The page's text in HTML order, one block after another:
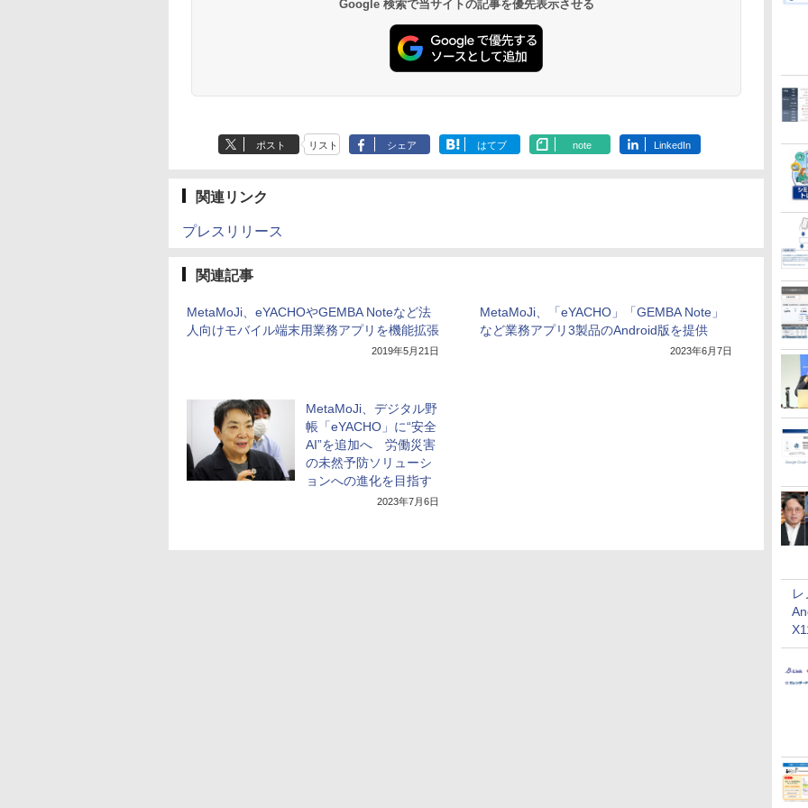
Google 検索で当サイトの記事を優先表示させる
ポスト リスト シェア はてブ note LinkedIn
関連リンク
プレスリリース
関連記事
MetaMoJi、eYACHOやGEMBA Noteなど法
人向けモバイル端末用業務アプリを機能拡張
2019年5月21日
MetaMoJi、「eYACHO」「GEMBA Note」
など業務アプリ3製品のAndroid版を提供
2023年6月7日
MetaMoJi、デジタル野
帳「eYACHO」に“安全
AI”を追加へ 労働災害
の未然予防ソリューシ
ョンへの進化を目指す
2023年7月6日